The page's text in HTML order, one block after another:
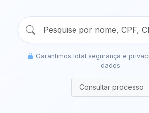
Garantimos total segurança e
dados.
Consultar processo